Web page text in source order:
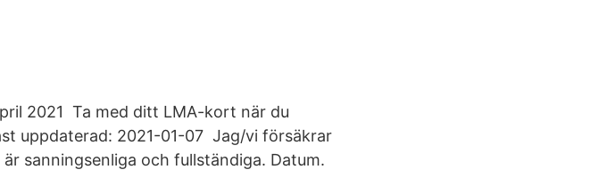
2021 Ta med ditt LMA-kort när du
uppdaterad: 2021-01-07 Jag/vi försäkrar
sanningsenliga och fullständiga. Datum.